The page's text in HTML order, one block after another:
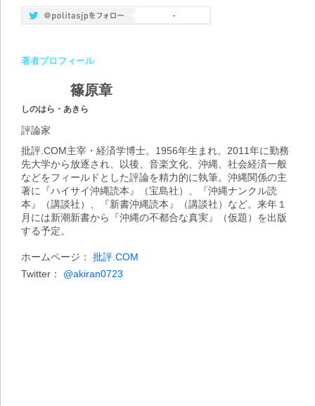
-
著者プロフィール
篠原章
しのはら・あきら
評論家
批評.COM主宰・経済学博士。1956年生まれ。2011年に勤務
先大学から放逐され、以後、音楽文化、沖縄、社会経済一般
などをフィールドとした評論を精力的に執筆。沖縄関係の主
著に『ハイサイ沖縄読本』（宝島社）、『沖縄ナンクル読
本』（講談社）、『新書沖縄読本』（講談社）など。来年１
月には新潮新書から『沖縄の不都合な真実』（仮題）を出版
する予定。
ホームページ：
批評.COM
Twitter：
@akiran0723